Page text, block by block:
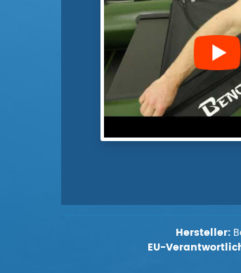
Hersteller:
EU-